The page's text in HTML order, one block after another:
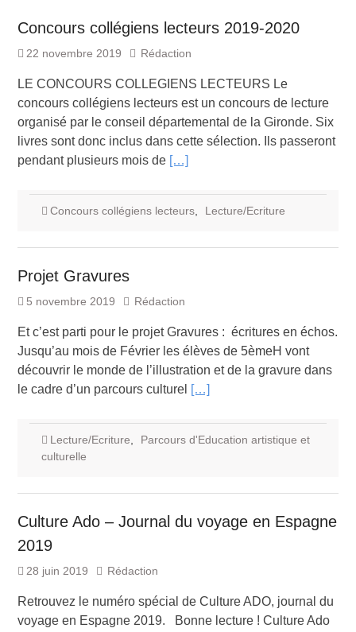
Concours collégiens lecteurs 2019-2020
22 novembre 2019 Rédaction
LE CONCOURS COLLEGIENS LECTEURS Le
concours collégiens lecteurs est un concours de lecture
organisé par le conseil départemental de la Gironde. Six
livres sont donc inclus dans cette sélection. Ils passeront
pendant plusieurs mois de […]
Concours collégiens lecteurs, Lecture/Ecriture
Projet Gravures
5 novembre 2019 Rédaction
Et c’est parti pour le projet Gravures : écritures en échos.
Jusqu’au mois de Février les élèves de 5èmeH vont
découvrir le monde de l’illustration et de la gravure dans
le cadre d’un parcours culturel […]
Lecture/Ecriture
Parcours d'Education artistique et
culturelle
Culture Ado – Journal du voyage en Espagne
2019
28 juin 2019 Rédaction
Retrouvez le numéro spécial de Culture ADO, journal du
voyage en Espagne 2019. Bonne lecture ! Culture Ado